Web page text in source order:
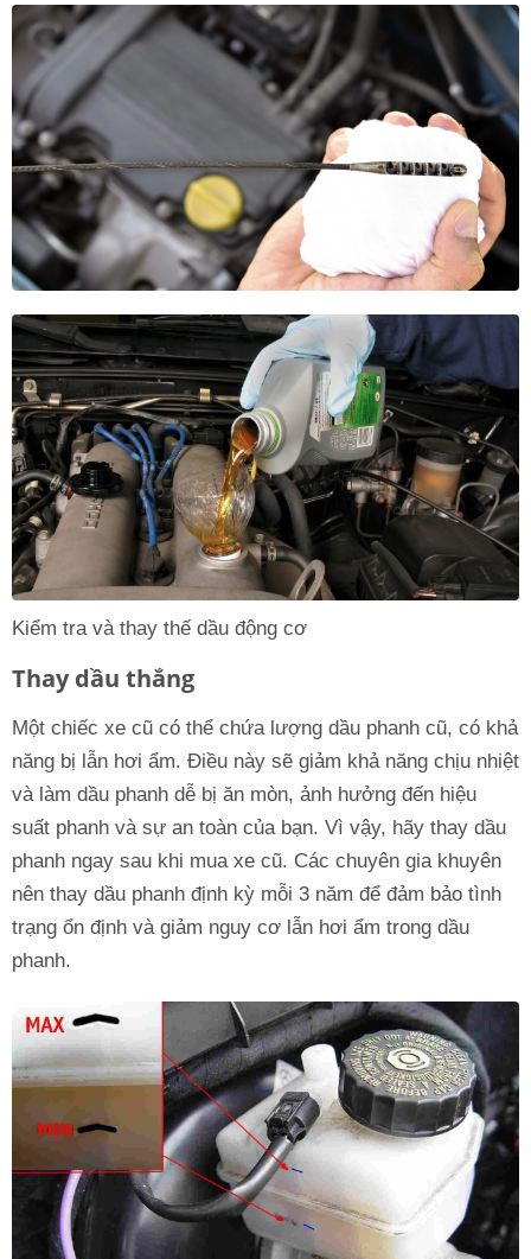
Kiểm tra và thay thế dầu động cơ
Thay dầu thắng
Một chiếc xe cũ có thể chứa lượng dầu phanh cũ, có khả
năng bị lẫn hơi ẩm. Điều này sẽ giảm khả năng chịu nhiệt
và làm dầu phanh dễ bị ăn mòn, ảnh hưởng đến hiệu
suất phanh và sự an toàn của bạn. Vì vậy, hãy thay dầu
phanh ngay sau khi mua xe cũ. Các chuyên gia khuyên
nên thay dầu phanh định kỳ mỗi 3 năm để đảm bảo tình
trạng ổn định và giảm nguy cơ lẫn hơi ẩm trong dầu
phanh.